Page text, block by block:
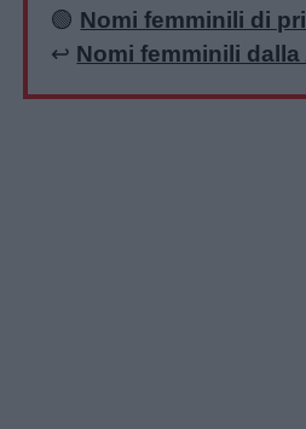
🟢 Nomi femminili di
↩️ Nomi femminili dalla